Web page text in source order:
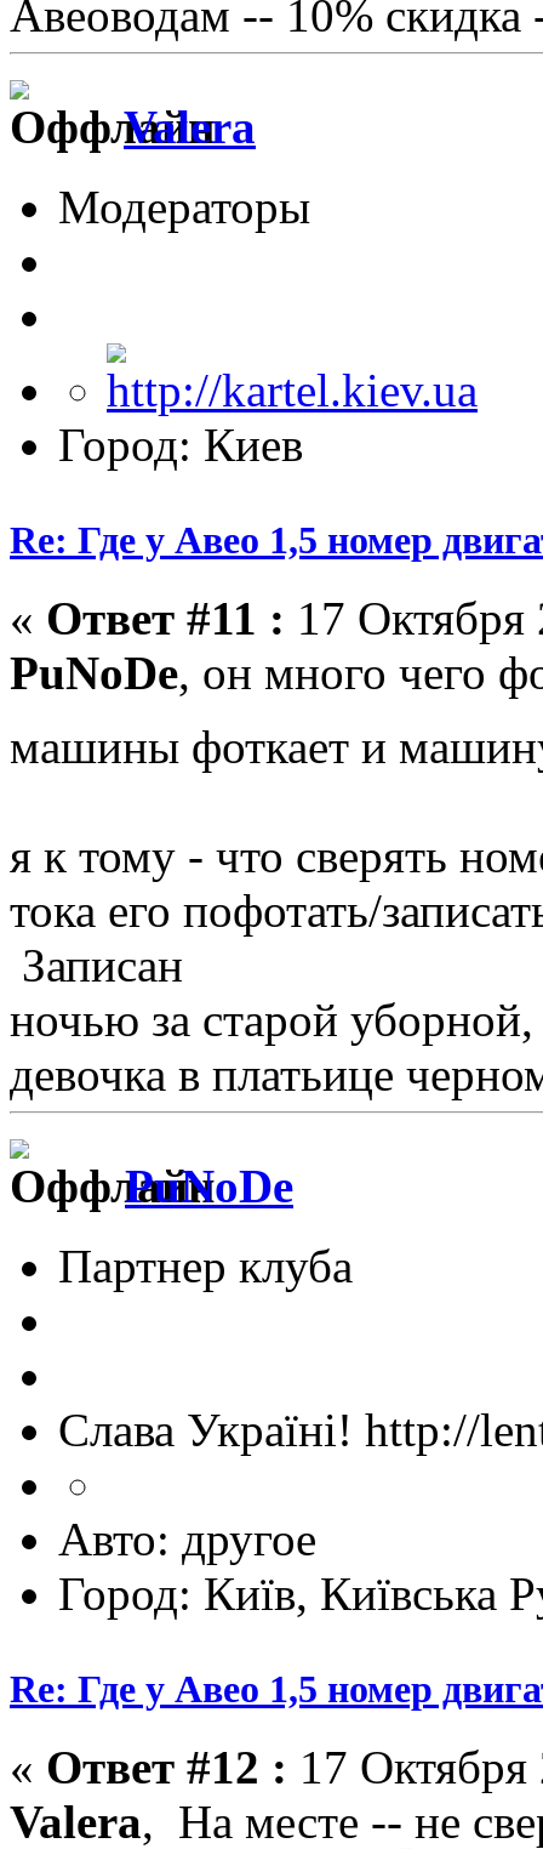
Авеоводам -- 10%
Valera
Модераторы
Город: Киев
Re: Где у Авео 1,5 номер
« Ответ #11 : 17
PuNoDe, он много чего
машины фоткает и
я к тому - что сверять
тока его пофотать/
Записан
ночью за старой
девочка в платьице
PuNoDe
Партнер клуба
Слава Україні! http://
Авто: другое
Город: Київ, Київська
Re: Где у Авео 1,5 номер
« Ответ #12 : 17
Valera, На месте -- не